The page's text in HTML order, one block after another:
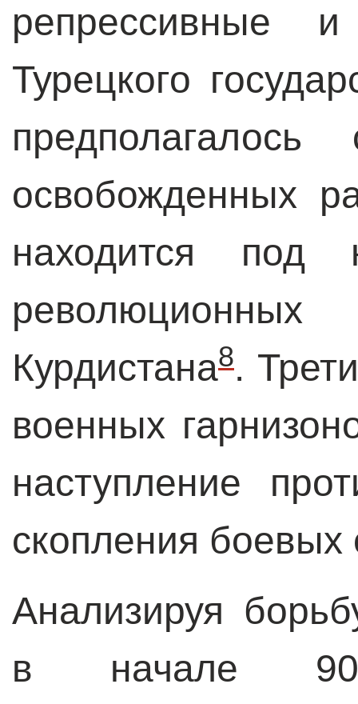
репрессивные
Турецкого
освобожденных
находится под
Курдистана8.
военных
наступление
скопления боевых
Анализируя
в начале